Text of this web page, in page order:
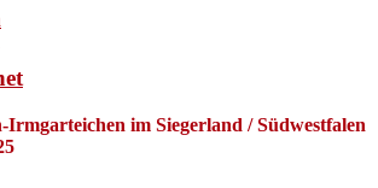
Irmgarteichen im Siegerland / Südwestfalen